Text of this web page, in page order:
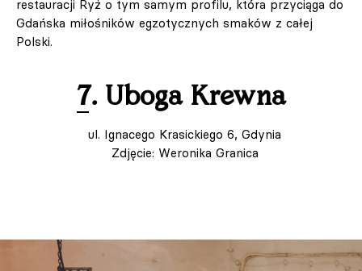
restauracji Ryż o tym samym profilu, która przyciąga do
Gdańska miłośników egzotycznych smaków z całej
Polski.
7. Uboga Krewna
ul. Ignacego Krasickiego 6, Gdynia
Zdjęcie: Weronika Granica